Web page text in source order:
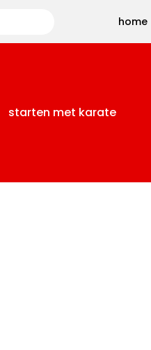
home
starten met karate